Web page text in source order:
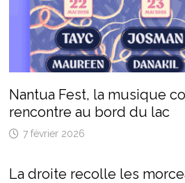
Nantua Fest, la musique
rencontre au bord du lac
7 février 2026
La droite recolle les